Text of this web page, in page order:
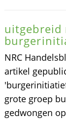
uitgebreid
NRC
artikel
grote groep
gedwongen